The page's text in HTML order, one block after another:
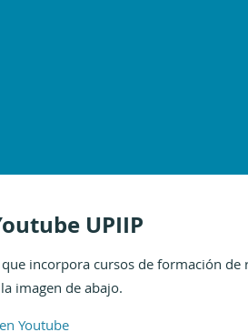
UPIIP
que incorpora cursos de formación de
imagen de abajo.